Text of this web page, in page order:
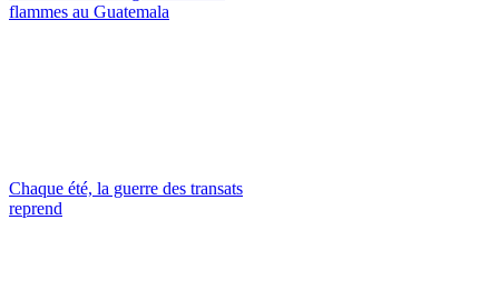
flammes au Guatemala
Chaque été, la guerre des transats
reprend